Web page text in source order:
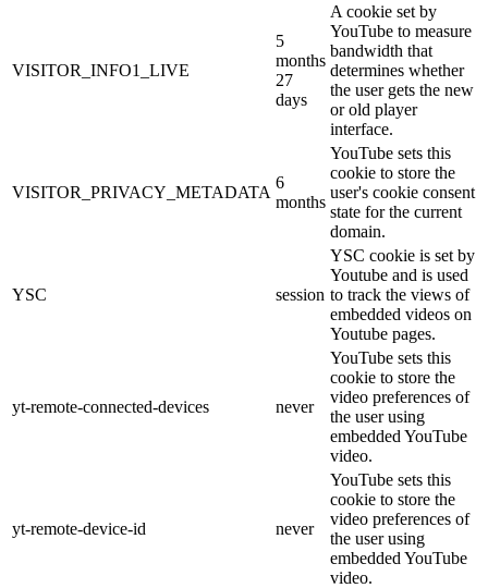
VISITOR_INFO1_LIVE
5
months
27
days
A cookie set by
YouTube to measure
bandwidth that
determines whether
the user gets the new
or old player
interface.
VISITOR_PRIVACY_METADATA
6
months
YouTube sets this
cookie to store the
user's cookie consent
state for the current
domain.
YSC session
YSC cookie is set by
Youtube and is used
to track the views of
embedded videos on
Youtube pages.
yt-remote-connected-devices never
YouTube sets this
cookie to store the
video preferences of
the user using
embedded YouTube
video.
yt-remote-device-id never
YouTube sets this
cookie to store the
video preferences of
the user using
embedded YouTube
video.